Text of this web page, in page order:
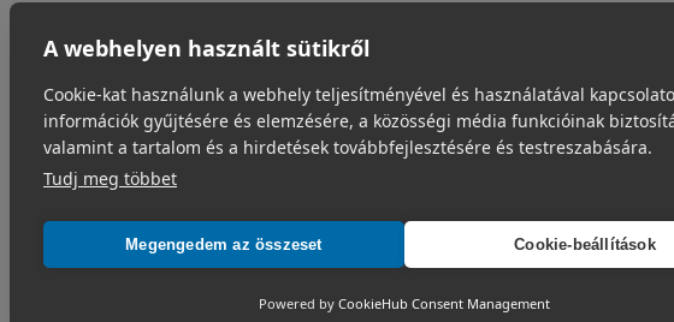
A webhelyen használt sütikről
Cookie-kat használunk a webhely teljesítményével és használatával
információk gyűjtésére és elemzésére, a közösségi média funkcióinak
valamint a tartalom és a hirdetések továbbfejlesztésére és testreszabására.
Tudj meg többet
Megengedem az összeset Cookie-beállítások
Powered by CookieHub Consent Management